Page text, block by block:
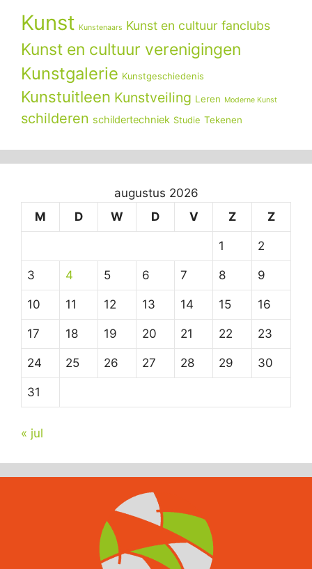
Kunst Kunstenaars Kunst en cultuur fanclubs
Kunst en cultuur verenigingen
Kunstgalerie Kunstgeschiedenis
Kunstuitleen Kunstveiling Leren Moderne Kunst
schilderen schildertechniek Studie Tekenen
augustus 2026
M
D W D V Z Z
1 2
3 4 5 6 7 8 9
10 11 12 13 14 15 16
17 18 19 20 21 22 23
24 25 26 27 28 29 30
31
« jul